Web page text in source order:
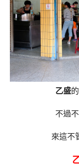
乙盛
不過
來這不